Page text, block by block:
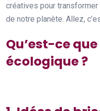
créatives pour
de notre planète. Allez,
Qu’est-ce
écologique ?